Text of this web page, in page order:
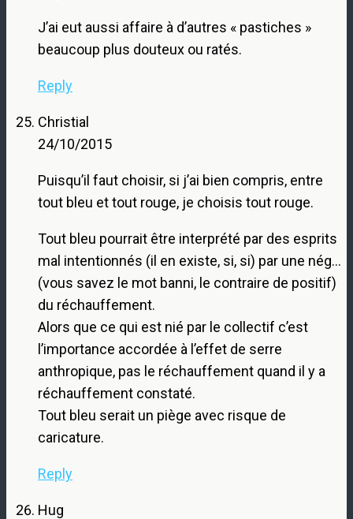
J’ai eut aussi affaire à d’autres « pastiches »
beaucoup plus douteux ou ratés.
Reply
Christial
24/10/2015
Puisqu’il faut choisir, si j’ai bien compris, entre
tout bleu et tout rouge, je choisis tout rouge.
Tout bleu pourrait être interprété par des esprits
mal intentionnés (il en existe, si, si) par une nég…
(vous savez le mot banni, le contraire de positif)
du réchauffement.
Alors que ce qui est nié par le collectif c’est
l’importance accordée à l’effet de serre
anthropique, pas le réchauffement quand il y a
réchauffement constaté.
Tout bleu serait un piège avec risque de
caricature.
Reply
Hug